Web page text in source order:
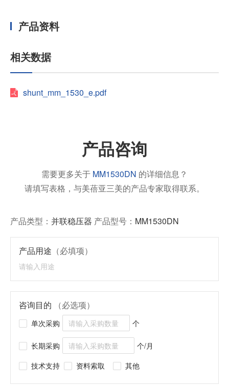
产品资料
相关数据
shunt_mm_1530_e.pdf
产品咨询
需要更多关于 MM1530DN 的详细信息？
请填写表格，与美蓓亚三美的产品专家取得联系。
产品类型： 并联稳压器 产品型号： MM1530DN
产品用途 （必填项）
咨询目的 （必选项）
单次采购 个
长期采购
个/月
技术支持
资料索取 其他